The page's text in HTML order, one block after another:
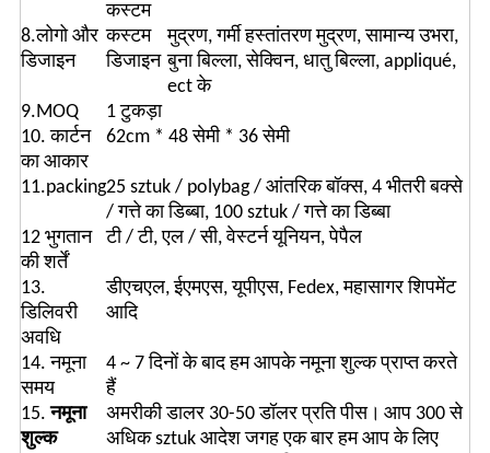
कस्टम
8.लोगो और
डिजाइन
कस्टम
डिजाइन
मुद्रण, गर्मी हस्तांतरण मुद्रण, सामान्य उभरा,
बुना बिल्ला, सेक्विन, धातु बिल्ला, appliqué,
ect के
9.MOQ
1 टुकड़ा
10. कार्टन
का आकार
62cm * 48 सेमी * 36 सेमी
11.packing25 sztuk / polybag / आंतरिक बॉक्स, 4 भीतरी बक्से
/ गत्ते का डिब्बा, 100 sztuk / गत्ते का डिब्बा
12 भुगतान
की शर्तें
टी / टी, एल / सी, वेस्टर्न यूनियन, पेपैल
13.
डिलिवरी
अवधि
डीएचएल, ईएमएस, यूपीएस, Fedex, महासागर शिपमेंट
आदि
14. नमूना
समय
4 ~ 7 दिनों के बाद हम आपके नमूना शुल्क प्राप्त करते
हैं
15.नमूना
शुल्क
अमरीकी डालर 30-50 डॉलर प्रति पीस। आप 300 से
अधिक sztuk आदेश जगह एक बार हम आप के लिए